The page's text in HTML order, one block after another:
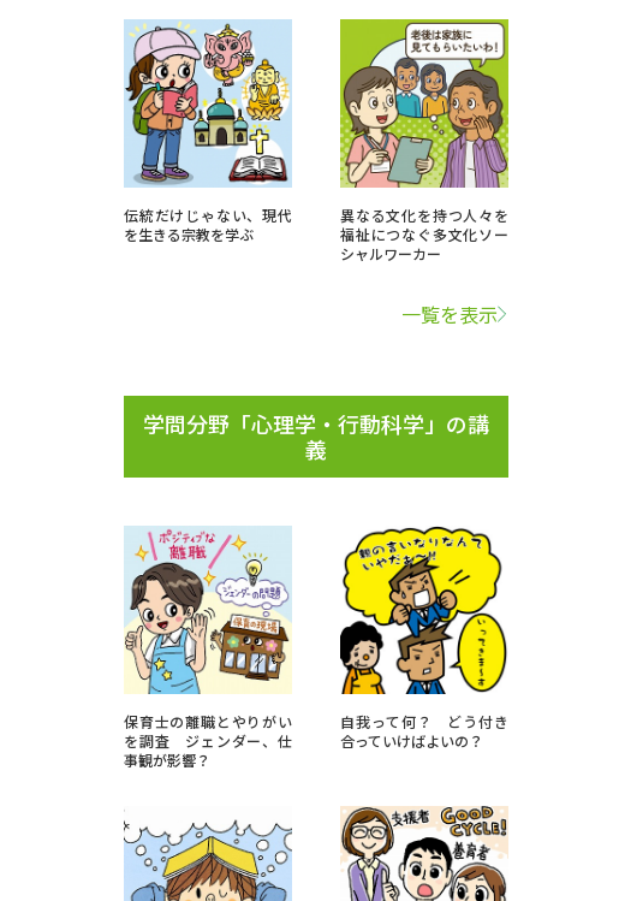
資料検索
先輩が入学を決めた理由
新生活お役立ちガイド
学問分野解説 学問の教科書 夢ナビライブ
このサイトについて
お問合せ先 テレメール進学カタログ訂正のご案内
伝統だけじゃない、現代
を生きる宗教を学ぶ
異なる文化を持つ人々を
福祉につなぐ多文化ソー
シャルワーカー
一覧を表示
学問分野「心理学・行動科学」の講
義
保育士の離職とやりがい
を調査 ジェンダー、仕
事観が影響？
自我って何？ どう付き
合っていけばよいの？